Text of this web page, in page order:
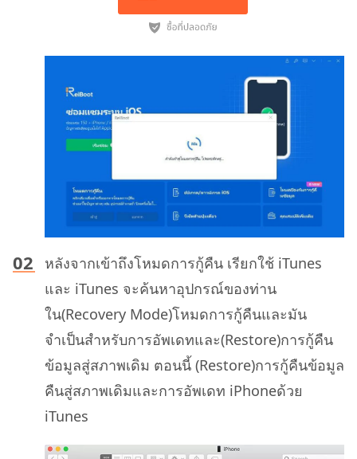
หลังจากเข้าถึงโหมดการกู้คืน เรียกใช้ iTunes
และ iTunes จะค้นหาอุปกรณ์ของท่าน
ใน(Recovery Mode)โหมดการกู้คืนและมัน
จำเป็นสำหรับการอัพเดทและ(Restore)การกู้คืน
ข้อมูลสู่สภาพเดิม ตอนนี้ (Restore)การกู้คืนข้อมูล
คืนสู่สภาพเดิมและการอัพเดท iPhoneด้วย
iTunes